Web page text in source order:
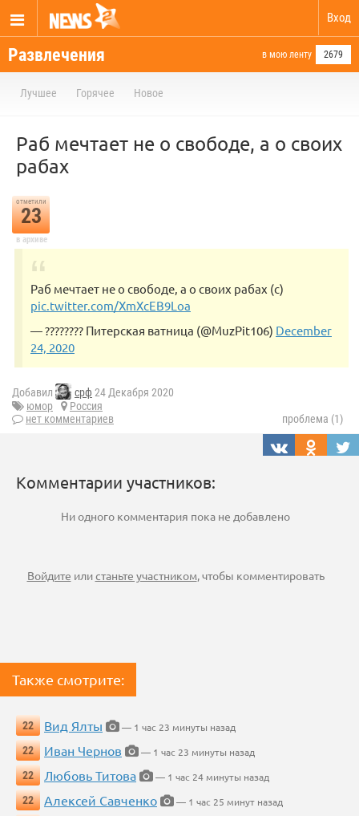
Вход
Развлечения в мою ленту 2679
Лучшее Горячее Новое
Раб мечтает не о свободе, а о своих
рабах
отметили
23
в архиве
Раб мечтает не о свободе, а о своих рабах (с)
pic.twitter.com/XmXcEB9Loa
— ???????? Питерская ватница (@MuzPit106) December
24, 2020
Добавил срф 24 Декабря 2020
юмор
Россия
нет комментариев
проблема (1)
Комментарии участников:
Ни одного комментария пока не добавлено
Войдите илистаньте участником, чтобы комментировать
Также смотрите:
22 Вид Ялты
— 1 час 23 минуты назад
22
Иван Чернов
— 1 час 23 минуты назад
22
Любовь Титова
— 1 час 24 минуты назад
22
Алексей Савченко
— 1 час 25 минут назад